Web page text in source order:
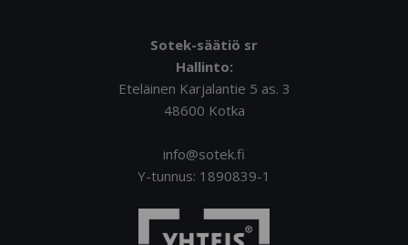
Sotek-säätiö sr
Hallinto:
Eteläinen Karjalantie 5 as. 3
48600 Kotka
info@sotek.fi
Y-tunnus: 1890839-1